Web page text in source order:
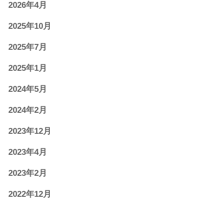
2026年4月
2025年10月
2025年7月
2025年1月
2024年5月
2024年2月
2023年12月
2023年4月
2023年2月
2022年12月